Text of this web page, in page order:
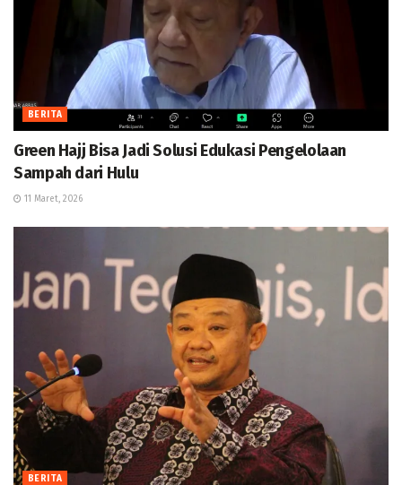
BERITA
Green Hajj Bisa Jadi Solusi Edukasi Pengelolaan
Sampah dari Hulu
11 Maret, 2026
BERITA